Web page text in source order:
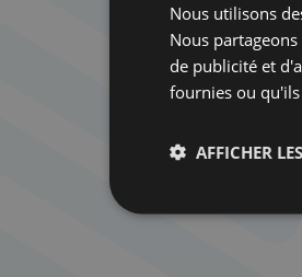
Nous utilisons
Nous
de publicité et
fournies ou
AFFICHER